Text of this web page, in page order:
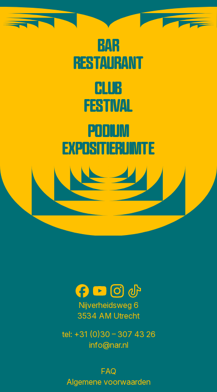
BAR
RESTAURANT
CLUB
FESTIVAL
PODIUM
EXPOSITIERUIMTE
Nijverheidsweg 6
3534 AM Utrecht
tel: +31 (0)30 – 307 43 26
info@nar.nl
FAQ
Algemene voorwaarden